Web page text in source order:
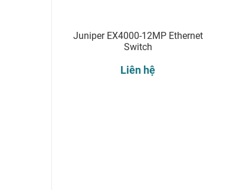
Juniper EX4000-12MP Ethernet
Switch
Liên hệ